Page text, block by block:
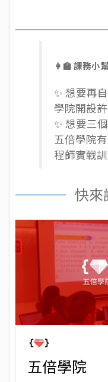
👩‍🏫 課務小
✨ 想要再
學院開設
✨ 想要三
五倍學院有
程師實戰
快來
五倍學院